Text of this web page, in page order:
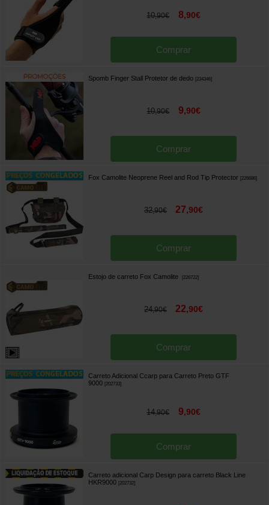
10,90€ 8,90€
Comprar
Spomb Finger Stall Protetor de dedo [234346]
10,90€ 9,90€
Comprar
Fox Camolite Neoprene Reel and Rod Tip Protector [226686]
32,90€ 27,90€
Comprar
Estojo de carreto Fox Camolite [226722]
24,90€ 22,90€
Comprar
Carreto Adicional Ccarp para Carreto Preto GTF
9000 [202733]
14,90€ 9,90€
Comprar
Carreto adicional Carp Design para carreto Black Line
HKR9000 [202732]